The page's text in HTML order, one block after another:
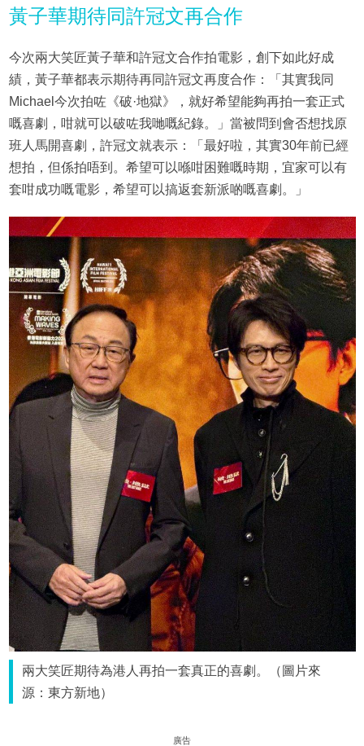
黃子華期待同許冠文再合作
今次兩大笑匠黃子華和許冠文合作拍電影，創下如此好成
績，黃子華都表示期待再同許冠文再度合作：「其實我同
Michael今次拍咗《破·地獄》，就好希望能夠再拍一套正式
嘅喜劇，咁就可以破咗我哋嘅紀錄。」當被問到會否想找原
班人馬開喜劇，許冠文就表示：「最好啦，其實30年前已經
想拍，但係拍唔到。希望可以喺咁困難嘅時期，宜家可以有
套咁成功嘅電影，希望可以搞返套新派啲嘅喜劇。」
兩大笑匠期待為港人再拍一套真正的喜劇。（圖片來
源：東方新地）
廣告